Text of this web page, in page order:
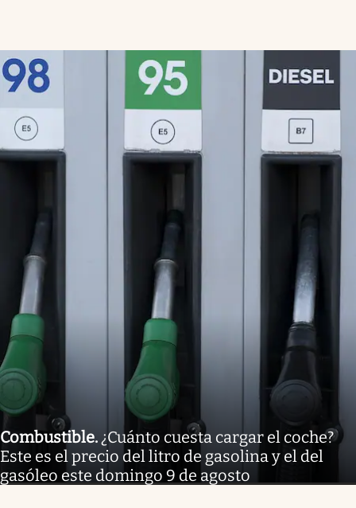
Combustible. ¿Cuánto cuesta cargar el coche?
Este es el precio del litro de gasolina y el del
gasóleo este domingo 9 de agosto